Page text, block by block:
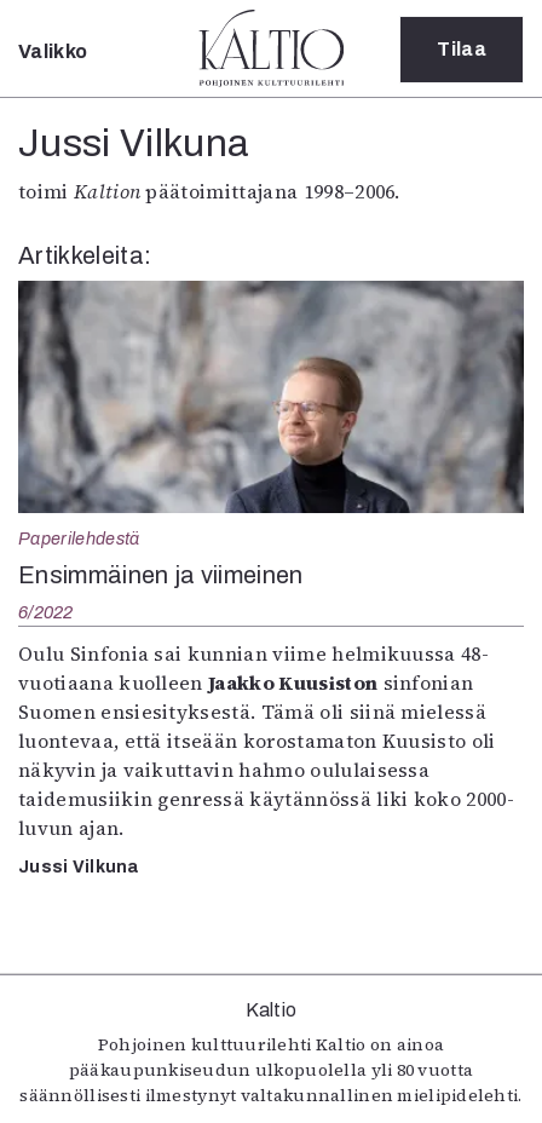
Sulje
Kategoriat
Teatteri
Sarjakuva
Sámegillii
Pääkirjoitus
Paperilehdestä
Oulu2026
Näyttelyt
Musiikki
Levyt
In English
Lehdet
4/2026
2–3/2026
1/2026
Info
Tilaus ja irtonumerot
Yhteistyössä
Toimitus
Mediatiedot
Valikko Tilaa
Jussi Vilkuna
toimi Kaltionpäätoimittajana 1998–2006.
Artikkeleita:
Paperilehdestä
Ensimmäinen ja viimeinen
6/2022
Oulu Sinfonia sai kunnian viime helmikuussa 48-
vuotiaana kuolleenJaakko Kuusiston sinfonian
Suomen ensiesityksestä. Tämä oli siinä mielessä
luontevaa, että itseään korostamaton Kuusisto oli
näkyvin ja vaikuttavin hahmo oululaisessa
taidemusiikin genressä käytännössä liki koko 2000-
luvun ajan.
Jussi Vilkuna
Kaltio
Pohjoinen kulttuurilehti Kaltio on ainoa
pääkaupunkiseudun ulkopuolella yli 80 vuotta
säännöllisesti ilmestynyt valtakunnallinen mielipidelehti.